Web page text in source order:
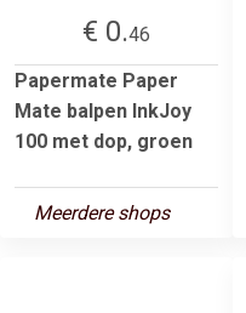
€ 0.46
Papermate Paper
Mate balpen InkJoy
100 met dop, groen
Meerdere shops